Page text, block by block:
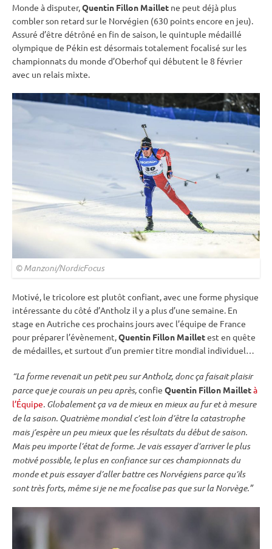
Monde à disputer,Quentin Fillon Maillet ne peut déjà plus
combler son retard sur le Norvégien (630 points encore en jeu).
Assuré d’être détrôné en fin de saison, le quintuple médaillé
olympique de Pékin est désormais totalement focalisé sur les
championnats du monde d’Oberhofqui débutent le 8 février
avec un relais mixte.
© Manzoni/NordicFocus
Motivé, le tricolore est plutôt confiant, avec une forme physique
intéressante du côté d’Antholz il y a plus d’une semaine. En
stage en Autriche ces prochains jours avec l’équipe de France
pour préparer l’évènement,Quentin Fillon Mailletest en quête
de médailles, et surtout d’un premier titre mondial individuel…
“La forme revenait un petit peu sur Antholz, donc ça faisait plaisir
parce que je courais un peu après,confie Quentin Fillon Mailletà
l’Équipe. Globalement ça va de mieux en mieux au fur et à mesure
de la saison. Quatrième mondial c’est loin d’être la catastrophe
mais j’espère un peu mieux que les résultats du début de saison.
Mais peu importe l’état de forme. Je vais essayer d’arriver le plus
motivé possible, le plus en confiance sur ceschampionnats du
mondeet puis essayer d’aller battre ces Norvégiens parce qu’ils
sont très forts, même si je ne me focalise pas que sur la Norvège.”